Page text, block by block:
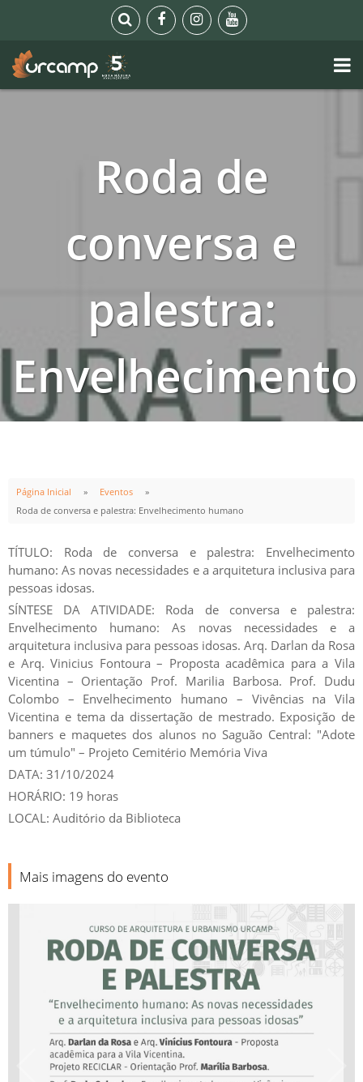
Roda de
conversa e
palestra:
Envelhecimento
humano
INÍCIO
31 OUT
19:00h
TÉRMINO
31 OUT
22:00h
Página Inicial
Eventos
Roda de conversa e palestra: Envelhecimento humano
TÍTULO: Roda de conversa e palestra: Envelhecimento
humano: As novas necessidades e a arquitetura inclusiva para
pessoas idosas.
SÍNTESE DA ATIVIDADE: Roda de conversa e palestra:
Envelhecimento humano: As novas necessidades e a
arquitetura inclusiva para pessoas idosas. Arq. Darlan da Rosa
e Arq. Vinicius Fontoura – Proposta acadêmica para a Vila
Vicentina – Orientação Prof. Marilia Barbosa. Prof. Dudu
Colombo – Envelhecimento humano – Vivências na Vila
Vicentina e tema da dissertação de mestrado. Exposição de
banners e maquetes dos alunos no Saguão Central: "Adote
um túmulo" – Projeto Cemitério Memória Viva
DATA: 31/10/2024
HORÁRIO: 19 horas
LOCAL: Auditório da Biblioteca
Mais imagens do evento